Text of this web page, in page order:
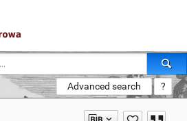
Advanced search ?